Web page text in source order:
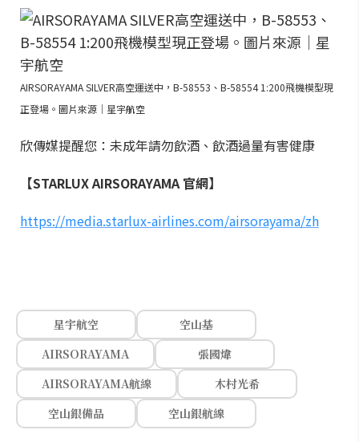
AIRSORAYAMA SILVER高空運送中，B-58553、B-58554 1:200飛機模型現
正登場。圖片來源｜星宇航空
欣傳媒提醒您：未成年請勿飲酒、飲酒過量有害健康
【STARLUX AIRSORAYAMA 官網】
https://media.starlux-airlines.com/airsorayama/zh
星宇航空
空山基
AIRSORAYAMA
張國煒
AIRSORAYAMA航線
木村光希
空山銀備品
空山銀航線